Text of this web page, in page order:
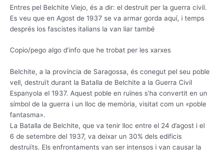
Entres pel Belchite Viejo, és a dir: el destruit per la guerra civil.
Es veu que en Agost de 1937 se va armar gorda aquí, i temps
després los fascistes italians la van liar també
Copio/pego algo d’info que he trobat per les xarxes
Belchite, a la província de Saragossa, és conegut pel seu poble
vell, destruït durant la Batalla de Belchite a la Guerra Civil
Espanyola el 1937. Aquest poble en ruïnes s’ha convertit en un
símbol de la guerra i un lloc de memòria, visitat com un «poble
fantasma».
La Batalla de Belchite, que va tenir lloc entre el 24 d’agost i el
6 de setembre del 1937, va deixar un 30% dels edificis
destruïts. Els enfrontaments van ser intensos i van causar la